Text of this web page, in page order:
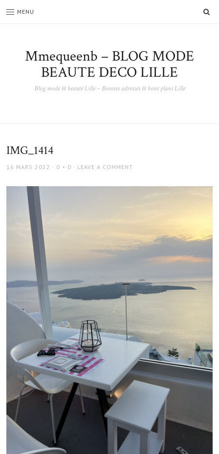
MENU
Mmequeenb – BLOG MODE
BEAUTE DECO LILLE
Blog mode & beauté Lille – Bonnes adresses & bons plans Lille
IMG_1414
POSTED
16 MARS 2022
FULL
0 × 0 LEAVE A COMMENT